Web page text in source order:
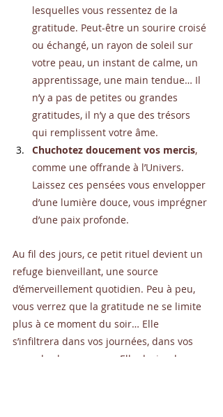
lesquelles vous ressentez de la
gratitude. Peut-être un sourire croisé
ou échangé, un rayon de soleil sur
votre peau, un instant de calme, un
apprentissage, une main tendue… Il
n’y a pas de petites ou grandes
gratitudes, il n’y a que des trésors
qui remplissent votre âme.
Chuchotez doucement vos mercis,
comme une offrande à l’Univers.
Laissez ces pensées vous envelopper
d’une lumière douce, vous imprégner
d’une paix profonde.
Au fil des jours, ce petit rituel devient un
refuge bienveillant, une source
d’émerveillement quotidien. Peu à peu,
vous verrez que la gratitude ne se limite
plus à ce moment du soir… Elle
s’infiltrera dans vos journées, dans vos
regards, dans vos pas. Elle deviendra un